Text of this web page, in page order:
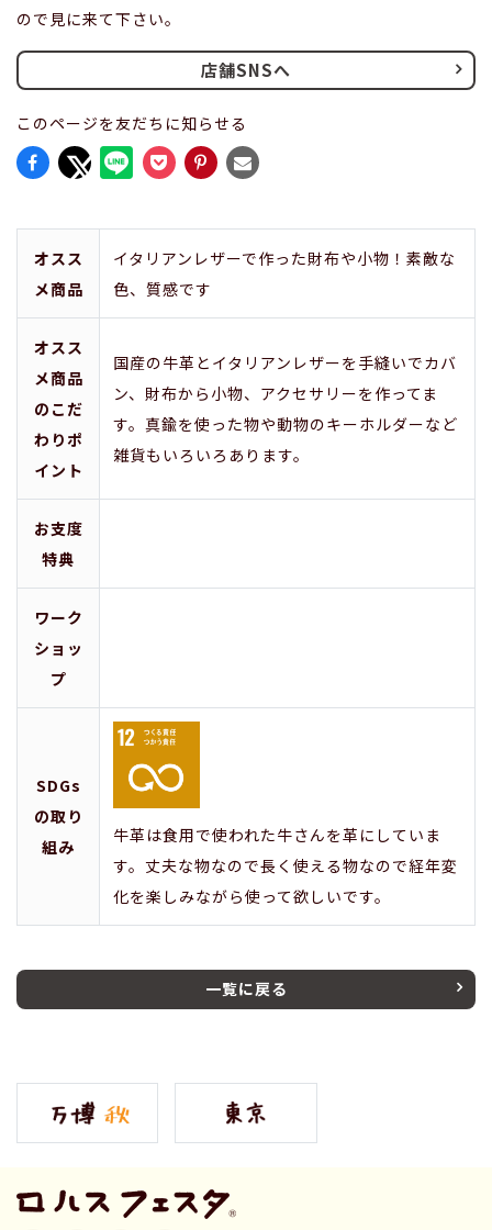
ので見に来て下さい。
店舗SNSへ
このページを友だちに知らせる
オスス
メ商品
イタリアンレザーで作った財布や小物！素敵な
色、質感です
オスス
メ商品
のこだ
わりポ
イント
国産の牛革とイタリアンレザーを手縫いでカバ
ン、財布から小物、アクセサリーを作ってま
す。真鍮を使った物や動物のキーホルダーなど
雑貨もいろいろあります。
お支度
特典
ワーク
ショッ
プ
SDGs
の取り
組み
牛革は食用で使われた牛さんを革にしていま
す。丈夫な物なので長く使える物なので経年変
化を楽しみながら使って欲しいです。
一覧に戻る